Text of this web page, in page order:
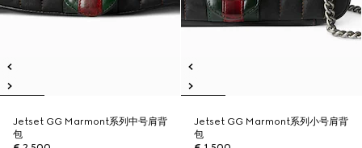
Jetset GG Marmont系列中号肩背
包
Jetset GG Marmont系列小号肩背
包